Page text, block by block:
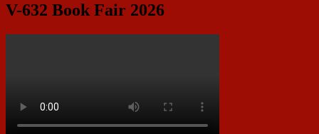
V-632 Book Fair 2026